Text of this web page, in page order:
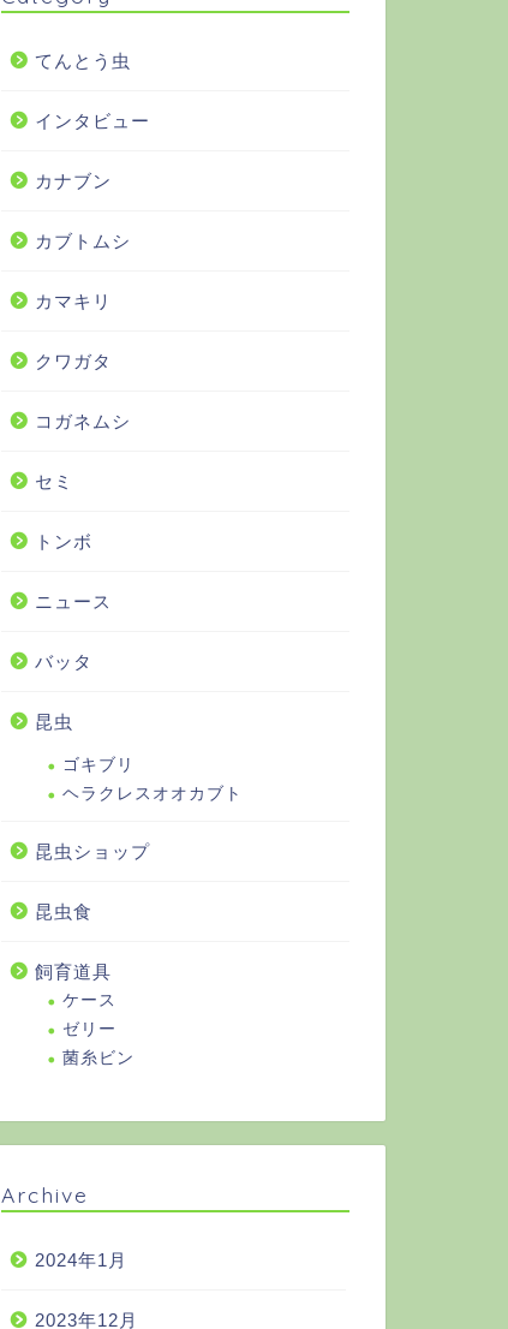
てんとう虫
インタビュー
カナブン
カブトムシ
カマキリ
クワガタ
コガネムシ
セミ
トンボ
ニュース
バッタ
昆虫
ゴキブリ
ヘラクレスオオカブト
昆虫ショップ
昆虫食
飼育道具
ケース
ゼリー
菌糸ビン
Archive
2024年1月
2023年12月